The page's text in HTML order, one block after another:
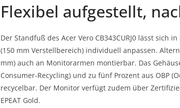
Flexibel aufgestellt,
Der Standfuß des Acer Vero CB343CURJ0 lässt sich
(150 mm Verstellbereich) individuell anpassen.
mm) auch an Monitorarmen montierbar. Das
Consumer-Recycling) und zu fünf Prozent aus OBP
recycelbar. Der Monitor verfügt zudem über
EPEAT Gold.